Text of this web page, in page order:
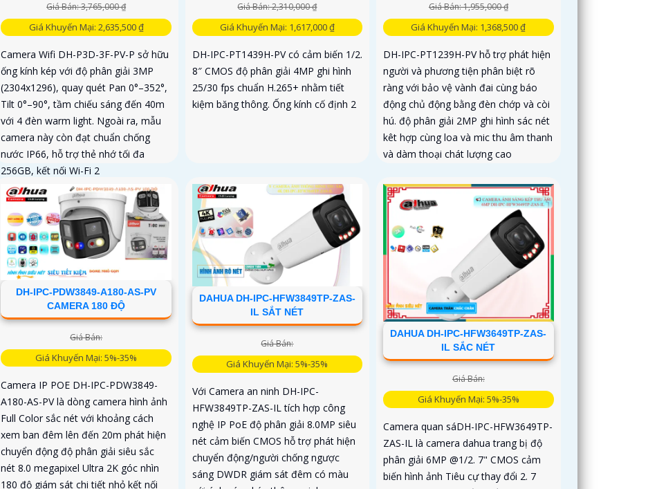
Giá Bán: 3,765,000 ₫
Giá Khuyến Mại: 2,635,500 ₫
Camera Wifi DH-P3D-3F-PV-P sở hữu
ống kính kép với độ phân giải 3MP
(2304x1296), quay quét Pan 0°–352°,
Tilt 0°–90°, tầm chiếu sáng đến 40m
với 4 đèn warm light. Ngoài ra, mẫu
camera này còn đạt chuẩn chống
nước IP66, hỗ trợ thẻ nhớ tối đa
256GB, kết nối Wi-Fi 2
Giá Bán: 2,310,000 ₫
Giá Khuyến Mại: 1,617,000 ₫
DH-IPC-PT1439H-PV có cảm biến 1/2.
8″ CMOS độ phân giải 4MP ghi hình
25/30 fps chuẩn H.265+ nhằm tiết
kiệm băng thông. Ống kính cố định 2
Giá Bán: 1,955,000 ₫
Giá Khuyến Mại: 1,368,500 ₫
DH-IPC-PT1239H-PV hỗ trợ phát hiện
người và phương tiện phân biệt rõ
ràng với bảo vệ vành đai cùng báo
động chủ động bằng đèn chớp và còi
hú. độ phân giải 2MP ghi hình sác nét
kêt hợp cùng loa và mic thu âm thanh
và dàm thoại chát lượng cao
DH-IPC-PDW3849-A180-AS-PV
CAMERA 180 ĐỘ
Giá Bán:
Giá Khuyến Mại: 5%-35%
Camera IP POE DH-IPC-PDW3849-
A180-AS-PV là dòng camera hình ảnh
Full Color sắc nét với khoảng cách
xem ban đêm lên đến 20m phát hiện
chuyển động độ phân giải siêu sắc
nét 8.0 megapixel Ultra 2K góc nhìn
180 độ giám sát chi tiết nhỏ kết nối
DAHUA DH-IPC-HFW3849TP-ZAS-
IL SẮT NÉT
Giá Bán:
Giá Khuyến Mại: 5%-35%
Với Camera an ninh DH-IPC-
HFW3849TP-ZAS-IL tích hợp công
nghệ IP PoE độ phân giải 8.0MP siêu
nét cảm biến CMOS hỗ trợ phát hiện
chuyển động/người chống ngược
sáng DWDR giám sát đêm có màu
DAHUA DH-IPC-HFW3649TP-ZAS-
IL SẮC NÉT
Giá Bán:
Giá Khuyến Mại: 5%-35%
Camera quan sáDH-IPC-HFW3649TP-
ZAS-IL là camera dahua trang bị độ
phân giải 6MP @1/2. 7" CMOS cảm
biến hình ảnh Tiêu cự thay đổi 2. 7